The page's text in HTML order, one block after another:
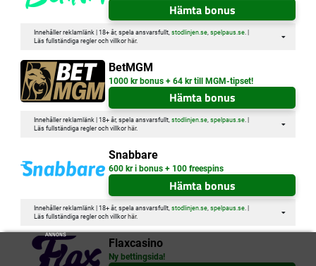
Hämta bonus
Innehåller reklamlänk | 18+ år, spela ansvarsfullt, stodlinjen.se, spelpaus.se. |
Läs fullständiga regler och villkor här.
BetMGM
1000 kr bonus + 64 kr till MGM-tipset!
Hämta bonus
Innehåller reklamlänk | 18+ år, spela ansvarsfullt, stodlinjen.se, spelpaus.se. |
Läs fullständiga regler och villkor här.
Snabbare
600 kr i bonus + 100 freespins
Hämta bonus
Innehåller reklamlänk | 18+ år, spela ansvarsfullt, stodlinjen.se, spelpaus.se. |
Läs fullständiga regler och villkor här.
Flaxcasino
Ny bettingsida!
ANNONS